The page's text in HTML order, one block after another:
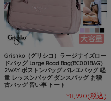
Grishko（グリシコ）ラージサイズロー
ドバッグ Large Road Bag(BC001BAG)
2WAY ボストンバッグ バレエバッグ 軽
量 レッスンバッグ ダンスバッグ お稽
古バッグ 習い事 トート
¥8,990(税込)